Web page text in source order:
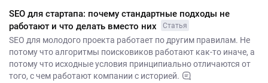
SEO для стартапа: почему стандартные подходы не
работают и что делать вместо них
Статья
SEO для молодого проекта работает по другим правилам. Не
потому что алгоритмы поисковиков работают как-то иначе, а
потому что исходные условия принципиально отличаются от
того, с чем работают компании с историей.